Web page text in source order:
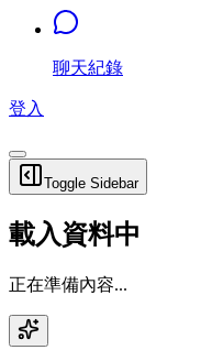
聊天紀錄
登入
Toggle Sidebar
載入資料中
正在準備內容...